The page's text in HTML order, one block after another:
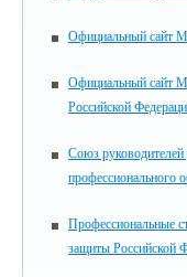
Официальный сайт
Официальный сайт
Российской
Союз руководителей
профессионального
Профессиональные
защиты Российской